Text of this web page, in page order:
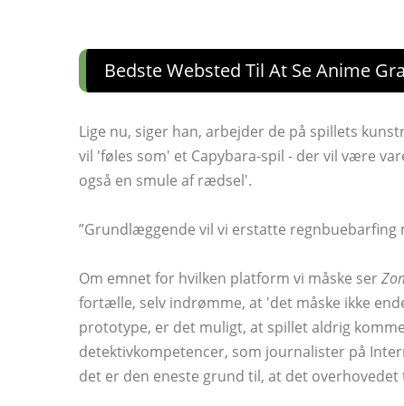
Bedste Websted Til At Se Anime
Lige nu, siger han, arbejder de på spillets
vil 'føles som' et Capybara-spil - der vil være
også en smule af rædsel'.
”Grundlæggende vil vi erstatte regnbuebarfing
Om emnet for hvilken platform vi måske ser
fortælle, selv indrømme, at 'det måske ikke
prototype, er det muligt, at spillet aldrig
detektivkompetencer, som journalister på
det er den eneste grund til, at det